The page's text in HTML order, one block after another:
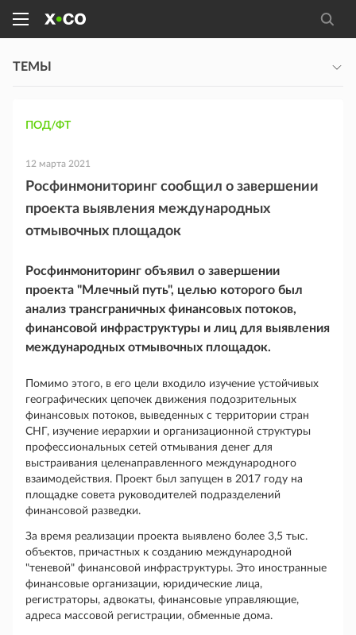
ТЕМЫ
ПОД/ФТ
12 марта 2021
Росфинмониторинг сообщил о завершении
проекта выявления международных
отмывочных площадок
Росфинмониторинг объявил о завершении
проекта "Млечный путь", целью которого был
анализ трансграничных финансовых потоков,
финансовой инфраструктуры и лиц для выявления
международных отмывочных площадок.
Помимо этого, в его цели входило изучение устойчивых
географических цепочек движения подозрительных
финансовых потоков, выведенных с территории стран
СНГ, изучение иерархии и организационной структуры
профессиональных сетей отмывания денег для
выстраивания целенаправленного международного
взаимодействия. Проект был запущен в 2017 году на
площадке совета руководителей подразделений
финансовой разведки.
За время реализации проекта выявлено более 3,5 тыс.
объектов, причастных к созданию международной
"теневой" финансовой инфраструктуры. Это иностранные
финансовые организации, юридические лица,
регистраторы, адвокаты, финансовые управляющие,
адреса массовой регистрации, обменные дома.